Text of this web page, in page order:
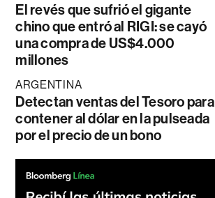
El revés que sufrió el gigante
chino que entró al RIGI: se cayó
una compra de US$4.000
millones
ARGENTINA
Detectan ventas del Tesoro para
contener al dólar en la pulseada
por el precio de un bono